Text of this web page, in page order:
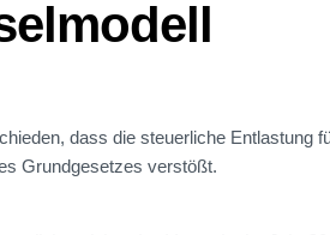
dass die steuerliche Entlastung
Grundgesetzes verstößt.